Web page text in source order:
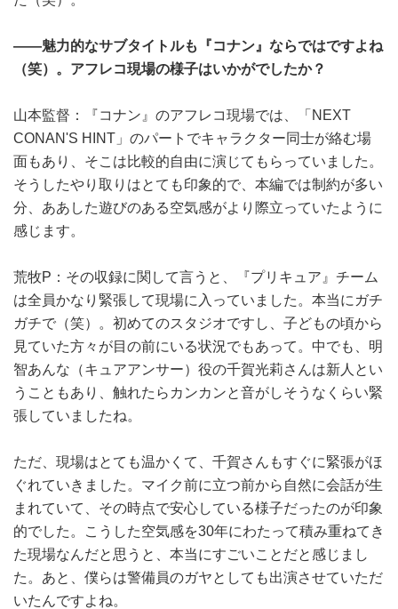
――魅力的なサブタイトルも『コナン』ならではですよね
（笑）。アフレコ現場の様子はいかがでしたか？
山本監督：『コナン』のアフレコ現場では、「NEXT
CONAN'S HINT」のパートでキャラクター同士が絡む場
面もあり、そこは比較的自由に演じてもらっていました。
そうしたやり取りはとても印象的で、本編では制約が多い
分、ああした遊びのある空気感がより際立っていたように
感じます。
荒牧P：その収録に関して言うと、『プリキュア』チーム
は全員かなり緊張して現場に入っていました。本当にガチ
ガチで（笑）。初めてのスタジオですし、子どもの頃から
見ていた方々が目の前にいる状況でもあって。中でも、明
智あんな（キュアアンサー）役の千賀光莉さんは新人とい
うこともあり、触れたらカンカンと音がしそうなくらい緊
張していましたね。
ただ、現場はとても温かくて、千賀さんもすぐに緊張がほ
ぐれていきました。マイク前に立つ前から自然に会話が生
まれていて、その時点で安心している様子だったのが印象
的でした。こうした空気感を30年にわたって積み重ねてき
た現場なんだと思うと、本当にすごいことだと感じまし
た。あと、僕らは警備員のガヤとしても出演させていただ
いたんですよね。